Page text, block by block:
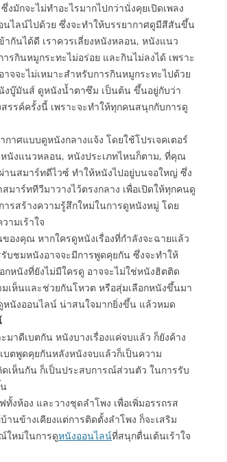
มักจะไม่ทำอะไรมากไปกว่านั่งคุยเปิดเพลง
นไลน์ไปด้วย ซึ่งจะทำให้บรรยากาศดูมีสีสันขึ้น
กันได้ดี เราควรเลี่ยงหนังหลอน, หนังแนว
กินหมูกระทะไม่อร่อย และกินไม่ลงได้ เพราะ
จจะไม่เหมาะสำหรับการกินหมูกระทะไปด้วย
งบู๊มันส์ ดูหนังน้ำตาซึม เป็นต้น ขึ้นอยู่กับว่า
รรค์ครั้งนี้ เพราะจะทำให้ทุกคนสนุกกับการดู
าศแบบดูหนังกลางแจ้ง โดยใช้โปรเจคเตอร์
นังแนวหลอน, หนังประเภทไหนก็ตาม, ที่คุณ
นสมาร์ทดีไวซ์ ทำให้หนังไปอยู่บนจอใหญ่ ซึ่ง
าร์ททีวีมาวางไว้ตรงกลาง เพื่อเปิดให้ทุกคนดู
รสร้างความรู้สึกใหม่ในการดูหนังหมู่ โดย
ามเร้าใจ
องคุณ หากใครดูหนังเรื่องที่กำลังจะฉายแล้ว
บชมหนังอาจจะมีการพูดคุยกัน ซึ่งจะทำให้
หนังที่ยังไม่มีใครดู อาจจะไม่ใช่หนังฮิตติด
เห็นและช่วยกันโหวต หรือสุ่มเลือกหนังขึ้นมา
หนังออนไลน์ น่าสนใจมากยิ่งขึ้น แล้วหมด
าดีเบตกัน หนังบางเรื่องแค่จบแล้ว ก็ยังค้าง
บตพูดคุยกันหลังหนังจบแล้วก็เป็นความ
เห็นกัน ก็เป็นประสบการณ์ส่วนตัว ในการรับ
งห้อง และวางชุดลำโพง เพื่อเพิ่มอรรถรส
านข้างเคียงแต่การติดตั้งลำโพง ก็จะเสริม
ใหม่ในการดูหนังออนไลน์ที่สนุกตื่นเต้นเร้าใจ